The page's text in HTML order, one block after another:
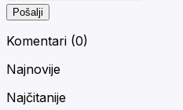
Pošalji
Komentari (0)
Najnovije
Najčitanije